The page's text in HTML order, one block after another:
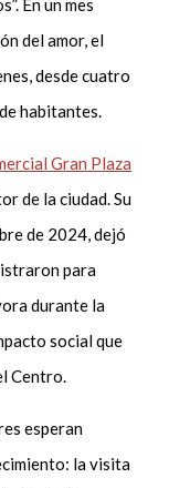
En un mes
del amor, el
desde cuatro
habitantes.
Gran Plaza
de la ciudad. Su
de 2024, dejó
para
durante la
social que
Centro.
esperan
la visita